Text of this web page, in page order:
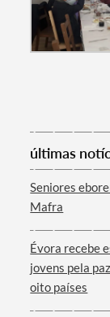
Termo de
Filtros
últimas
Seniores
Mafra
Évora recebe
jovens pela
oito países